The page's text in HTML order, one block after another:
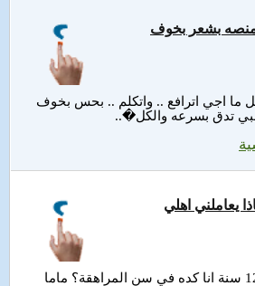
ما اجي اترافع .. واتكلم .. بحس بخوف
تدق بسرعه والكل�..
بشعر بخوف
انا بنت من مصر عندي 12 سنة انا كده في سن المراهقة؟ ماما
يعاملني اهلي